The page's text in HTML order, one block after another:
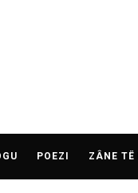
POEZI ZÂNE TË